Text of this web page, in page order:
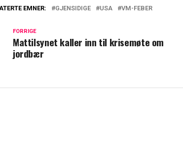
EMNER: GJENSIDIGE USA VM-FEBER
FORRIGE
Mattilsynet kaller inn til krisemøte om
jordbær